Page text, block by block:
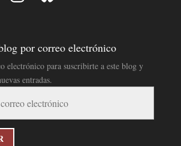
por correo electrónico
electrónico para suscribirte a este blog y
entradas.